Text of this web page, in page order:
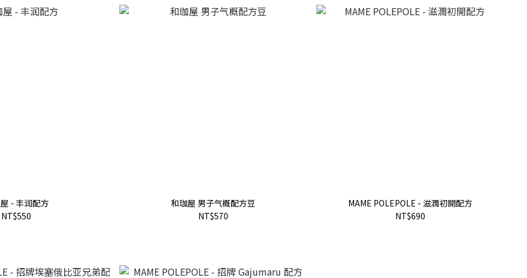
- 丰润配方
NT$550
和珈屋 男子气概配方豆
NT$570
MAME POLEPOLE - 滋潤初開配方
NT$690